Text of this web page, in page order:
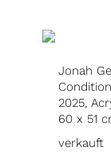
Jonah
2025,
60 x 51
verkauft